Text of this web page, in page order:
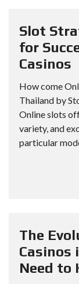
Slot
for
Casinos
How come
Thailand by
Online slots
variety, and
particular
The
Casinos
Need to